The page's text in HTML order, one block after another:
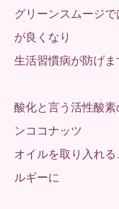
グリーンスムージ
が良くなり
生活習慣病が防げま
酸化と言う活性酸
ンココナッツ
オイルを取り入れ
ルギーに